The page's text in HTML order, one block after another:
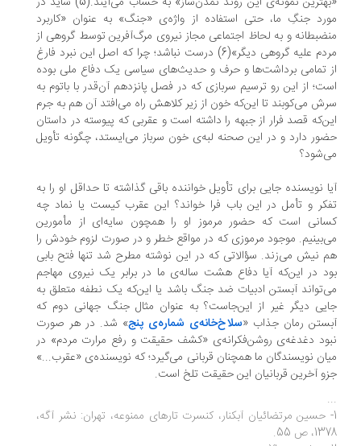
جنگِ ما، حتی استفاده از واژه‌ی «جنگ» به عنوان «کاربرد
و به لحاظ اجتماعی مجاز نیروی مرگ‌آفرین توسط گروهی از
مردم علیه گروهی دیگر»(6) درست نباشد؛ چرا که اصل این نبرد فارغ
تمامی برداشت‌ها و حرف و حدیث‌های سیاسی یک دفاع ملی بوده
از این رو ترسیم سربازی که در فصل پانزدهم آن‌قدر با باتوم به
می‌کوبند تا این‌که خون از زیر کلاهش راه می‌افتد آن هم به جرم
قصد فرار از جبهه را داشته است و عقربی که پیوسته در داستان
دارد و در این صحنه لبه‌ی خون سرباز می‌ایستد، چگونه تأویل
نویسنده جایی برای تأویل خواننده باقی گذاشته تا حداقل او را به
و تأمل در این باب فرا خواند؟ این عقرب کیست یا نماد چه
است که حضور مرموز او را همچون سایه‌ای از مأمورین
موجود مرموزی که در مواقع خطر و در صورت لزوم خودش را
نیش می‌زند. سؤالاتی که در این نوشته مطرح شد تنها فتح بابی
در این‌که آیا دفاع هشت ساله‌ی ما در برابر یک نیروی مهاجم
آبستن ادبیات ضد جنگ باشد یا این‌که یک نطفه متعلق به
دیگر غیر از این‌جاست؟ به عنوان مثال جنگ جهانی دوم که
رمان جذاب «سلاخ‌خانه‌ی شماره‌ی پنج» شد. در هر صورت
دغدغه‌ی روشن‌فکرانه‌ی «کشف حقیقت و رفع مرارت مردم» در
نویسندگان ما همچنان قربانی می‌گیرد؛ که نویسنده‌ی «عقرب...»
آخرین قربانیان این حقیقت تلخ است.
حسین مرتضائیان آبکنار، کنسرت تارهای ممنوعه، تهران: نشر آگه،